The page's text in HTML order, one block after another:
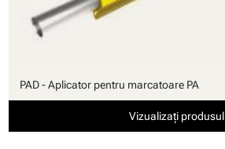
PAD - Aplicator pentru marcatoare PA
Vizualizați produsul